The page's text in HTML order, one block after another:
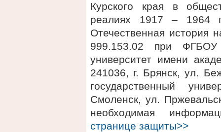
Курского края в
реалиях 1917 – 1964
Отечественная история
999.153.02 при ФГБОУ
университет имени
241036, г. Брянск, ул.
государственный
Смоленск, ул.
необходимая
странице защиты>>